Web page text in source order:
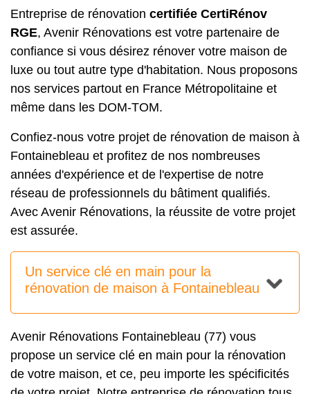
Entreprise de rénovation certifiée CertiRénov
RGE, Avenir Rénovations est votre partenaire de
confiance si vous désirez rénover votre maison de
luxe ou tout autre type d'habitation. Nous proposons
nos services partout en France Métropolitaine et
même dans les DOM-TOM.
Confiez-nous votre projet de rénovation de maison à
Fontainebleau et profitez de nos nombreuses
années d'expérience et de l'expertise de notre
réseau de professionnels du bâtiment qualifiés.
Avec Avenir Rénovations, la réussite de votre projet
est assurée.
Un service clé en main pour la
rénovation de maison à Fontainebleau
Avenir Rénovations Fontainebleau (77) vous
propose un service clé en main pour la rénovation
de votre maison, et ce, peu importe les spécificités